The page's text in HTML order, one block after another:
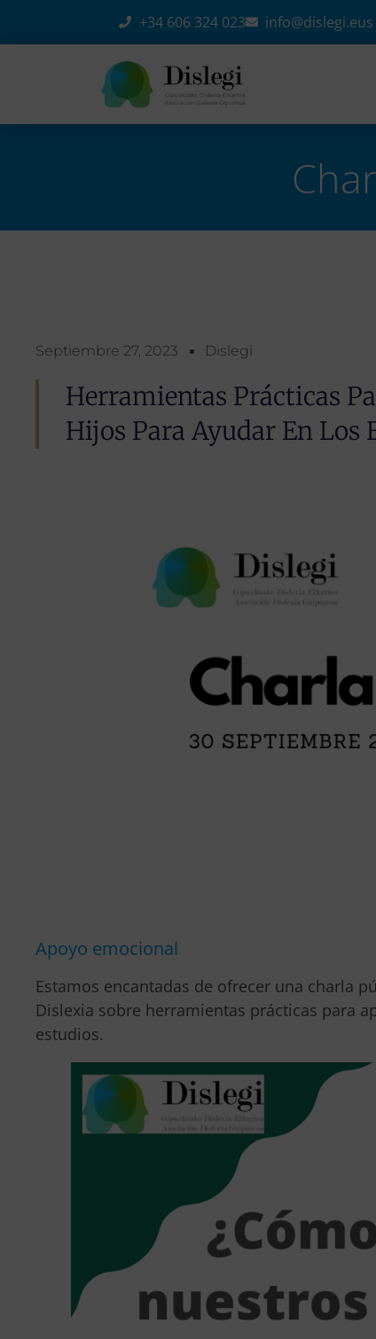
+34 606 324 023 info@dislegi.eus
Septiembre 27, 2023 Dislegi
Herramientas Prácticas
Hijos Para Ayudar En Los
Apoyo emocional
Estamos encantadas de ofrecer una charla
Dislexia sobre herramientas prácticas para
estudios.